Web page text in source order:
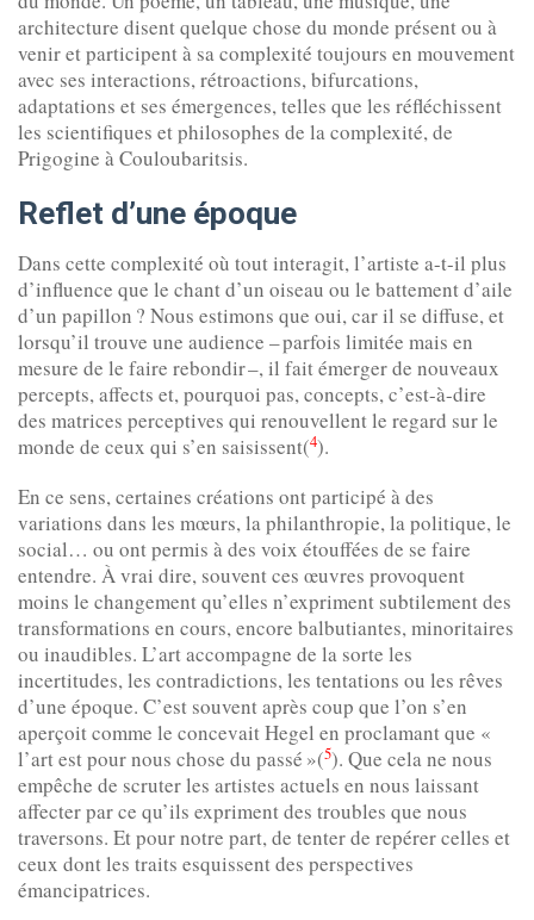
architecture disent quelque chose du monde présent ou à
venir et participent à sa complexité toujours en mouvement
avec ses interactions, rétroactions, bifurcations,
adaptations et ses émergences, telles que les réfléchissent
les scientifiques et philosophes de la complexité, de
Prigogine à Couloubaritsis.
Reflet d’une époque
Dans cette complexité où tout interagit, l’artiste a-t-il plus
d’influence que le chant d’un oiseau ou le battement d’aile
d’un papillon ? Nous estimons que oui, car il se diffuse, et
lorsqu’il trouve une audience – parfois limitée mais en
mesure de le faire rebondir –, il fait émerger de nouveaux
percepts, affects et, pourquoi pas, concepts, c’est-à-dire
des matrices perceptives qui renouvellent le regard sur le
monde de ceux qui s’en saisissent(4).
En ce sens, certaines créations ont participé à des
variations dans les mœurs, la philanthropie, la politique, le
social… ou ont permis à des voix étouffées de se faire
entendre. À vrai dire, souvent ces œuvres provoquent
moins le changement qu’elles n’expriment subtilement des
transformations en cours, encore balbutiantes, minoritaires
ou inaudibles. L’art accompagne de la sorte les
incertitudes, les contradictions, les tentations ou les rêves
d’une époque. C’est souvent après coup que l’on s’en
aperçoit comme le concevait Hegel en proclamant que «
l’art est pour nous chose du passé »(5). Que cela ne nous
empêche de scruter les artistes actuels en nous laissant
affecter par ce qu’ils expriment des troubles que nous
traversons. Et pour notre part, de tenter de repérer celles et
ceux dont les traits esquissent des perspectives
émancipatrices.